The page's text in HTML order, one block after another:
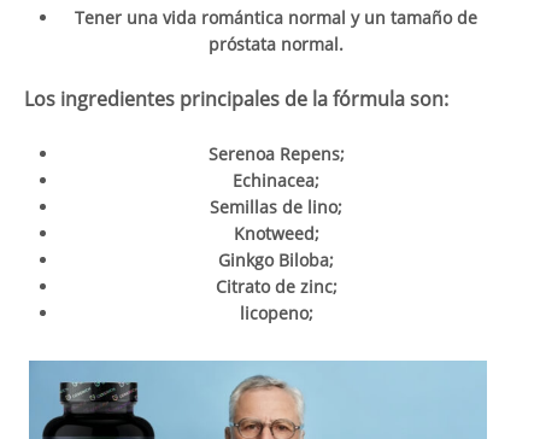
Tener una vida romántica normal y un tamaño de
próstata normal.
Los ingredientes principales de la fórmula son:
Serenoa Repens;
Echinacea;
Semillas de lino;
Knotweed;
Ginkgo Biloba;
Citrato de zinc;
licopeno;